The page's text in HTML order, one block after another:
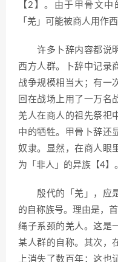
【2】。由于甲骨文
「羌」可能被商人用作
许多卜辞内容都说明
西方人群。卜辞中记录
战争规模相当大；有一
回在战场上用了一万名
羌人在商人的祖先祭祀
中的牺牲。甲骨卜辞还
奴隶。显然，在商人眼
为「非人」的异族【4】
殷代的「羌」，应是
的自称族号。理由是，
绳子系颈的羌人。这是
某人群的自称。其次，
上消失了数百年：这也